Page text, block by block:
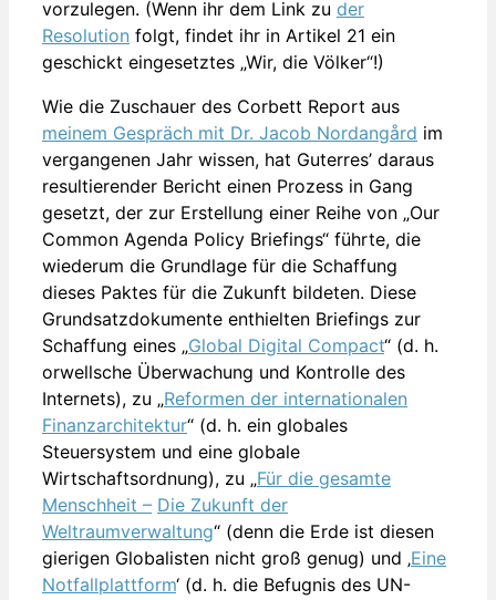
vorzulegen. (Wenn ihr dem Link zu der
Resolution folgt, findet ihr in Artikel 21 ein
geschickt eingesetztes „Wir, die Völker“!)
Wie die Zuschauer des Corbett Report aus
meinem Gespräch mit Dr. Jacob Nordangård im
vergangenen Jahr wissen, hat Guterres’ daraus
resultierender Bericht einen Prozess in Gang
gesetzt, der zur Erstellung einer Reihe von „Our
Common Agenda Policy Briefings“ führte, die
wiederum die Grundlage für die Schaffung
dieses Paktes für die Zukunft bildeten. Diese
Grundsatzdokumente enthielten Briefings zur
Schaffung eines „Global Digital Compact“ (d. h.
orwellsche Überwachung und Kontrolle des
Internets), zu „Reformen der internationalen
Finanzarchitektur“ (d. h. ein globales
Steuersystem und eine globale
Wirtschaftsordnung), zu „Für die gesamte
Menschheit – Die Zukunft der
Weltraumverwaltung“ (denn die Erde ist diesen
gierigen Globalisten nicht groß genug) und ‚Eine
Notfallplattform‘ (d. h. die Befugnis des UN-